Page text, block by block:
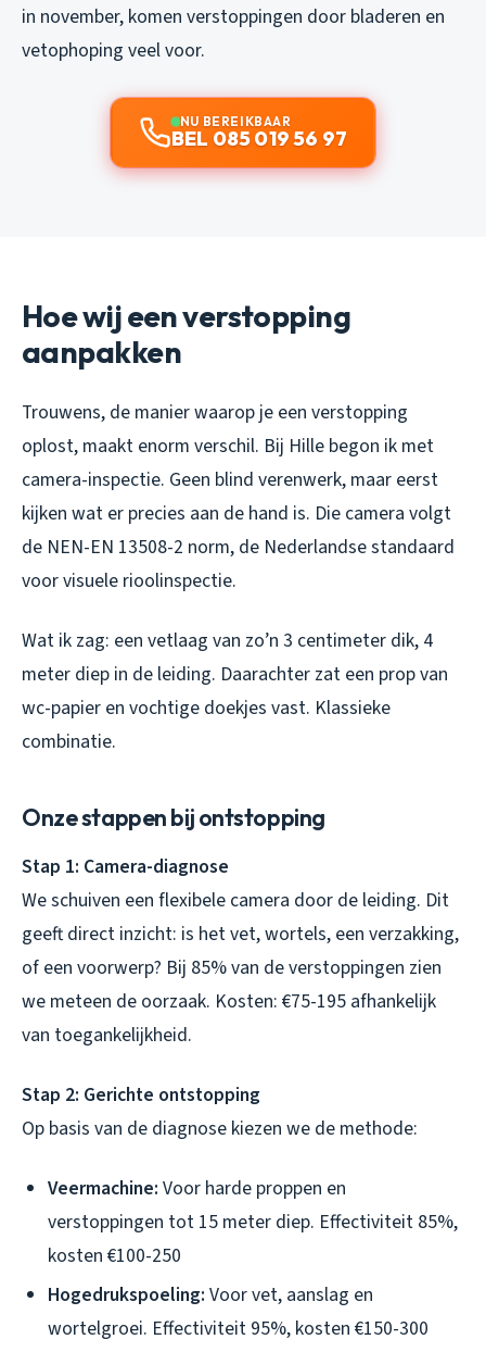
in november, komen verstoppingen door bladeren en
vetophoping veel voor.
NU BEREIKBAAR
BEL 085 019 56 97
Hoe wij een verstopping
aanpakken
Trouwens, de manier waarop je een verstopping
oplost, maakt enorm verschil. Bij Hille begon ik met
camera-inspectie. Geen blind verenwerk, maar eerst
kijken wat er precies aan de hand is. Die camera volgt
de NEN-EN 13508-2 norm, de Nederlandse standaard
voor visuele rioolinspectie.
Wat ik zag: een vetlaag van zo’n 3 centimeter dik, 4
meter diep in de leiding. Daarachter zat een prop van
wc-papier en vochtige doekjes vast. Klassieke
combinatie.
Onze stappen bij ontstopping
Stap 1: Camera-diagnose
We schuiven een flexibele camera door de leiding. Dit
geeft direct inzicht: is het vet, wortels, een verzakking,
of een voorwerp? Bij 85% van de verstoppingen zien
we meteen de oorzaak. Kosten: €75-195 afhankelijk
van toegankelijkheid.
Stap 2: Gerichte ontstopping
Op basis van de diagnose kiezen we de methode:
Veermachine: Voor harde proppen en
verstoppingen tot 15 meter diep. Effectiviteit 85%,
kosten €100-250
Hogedrukspoeling: Voor vet, aanslag en
wortelgroei. Effectiviteit 95%, kosten €150-300